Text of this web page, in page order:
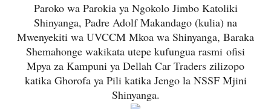
Paroko wa Parokia ya Ngokolo Jimbo Katoliki
Shinyanga, Padre Adolf Makandago (kulia) na
Mwenyekiti wa UVCCM Mkoa wa Shinyanga, Baraka
Shemahonge wakikata utepe kufungua rasmi ofisi
Mpya za Kampuni ya Dellah Car Traders zilizopo
katika Ghorofa ya Pili katika Jengo la NSSF Mjini
Shinyanga.